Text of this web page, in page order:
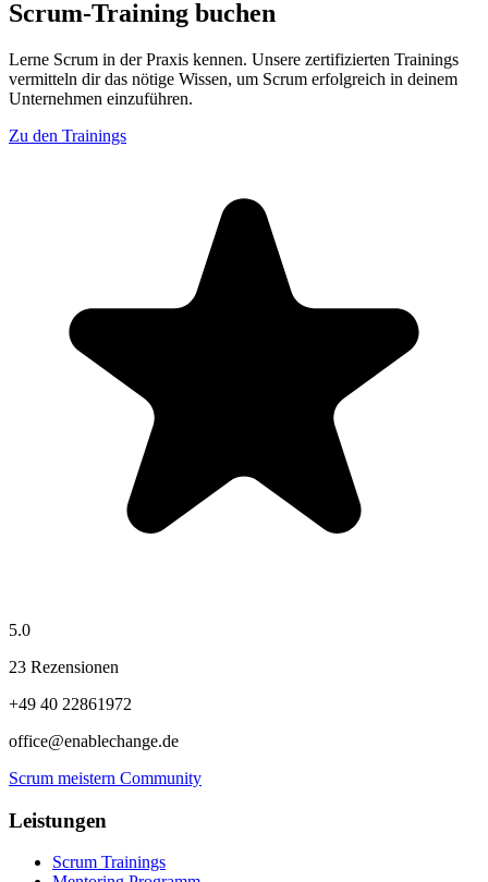
Scrum-Training buchen
Lerne Scrum in der Praxis kennen. Unsere zertifizierten Trainings
vermitteln dir das nötige Wissen, um Scrum erfolgreich in deinem
Unternehmen einzuführen.
Zu den Trainings
5.0
23 Rezensionen
+49 40 22861972
office@enablechange.de
Scrum meistern Community
Leistungen
Scrum Trainings